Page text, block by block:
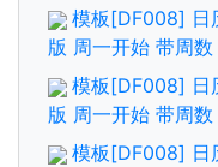
模板[DF008] 日
版 周一开始 带周
模板[DF008] 日
版 周一开始 带周
模板[DF008] 日